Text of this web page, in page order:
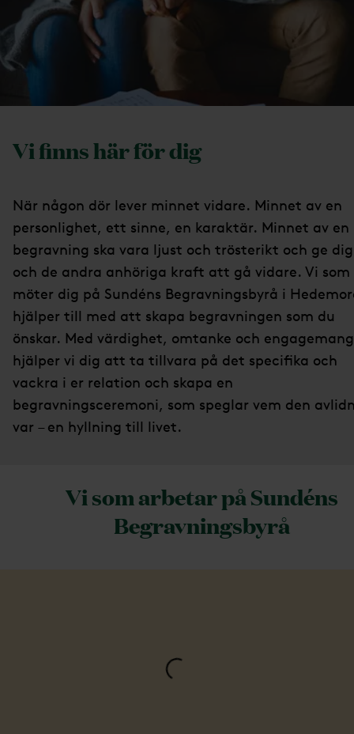
Vi finns här för dig
När någon dör lever minnet vidare. Minnet av en
personlighet, ett sinne, en karaktär. Minnet av en
begravning ska vara ljust och trösterikt och ge dig
och de andra anhöriga kraft att gå vidare. Vi som
möter dig på Sundéns Begravningsbyrå i
hjälper till med att skapa begravningen som du
önskar. Med värdighet, omtanke och engagemang
hjälper vi dig att ta tillvara på det specifika och
vackra i er relation och skapa en
begravningsceremoni, som speglar vem den
var – en hyllning till livet.
Vi som arbetar på Sundéns
Begravningsbyrå
Loading...